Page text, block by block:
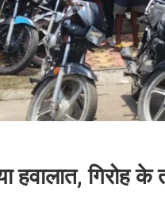
हवालात, गिरोह के